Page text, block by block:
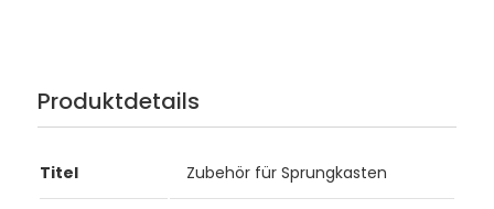
Produktdetails
Titel Zubehör für Sprungkasten